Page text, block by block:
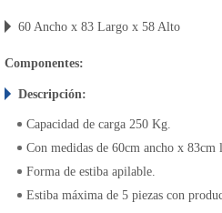
60 Ancho x 83 Largo x 58 Alto
Componentes:
Descripción:
Capacidad de carga 250 Kg.
Con medidas de 60cm ancho x
Forma de estiba apilable.
Estiba máxima de 5 piezas con